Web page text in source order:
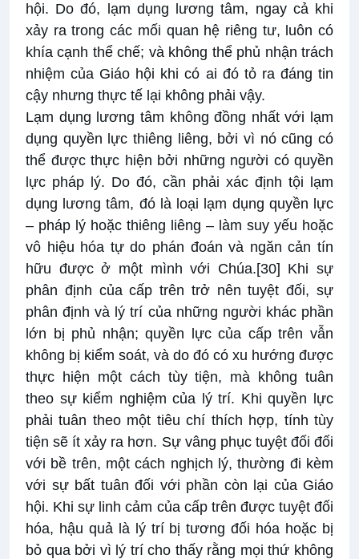
hội. Do đó, lạm dụng lương tâm, ngay cả khi
xảy ra trong các mối quan hệ riêng tư, luôn có
khía cạnh thể chế; và không thể phủ nhận trách
nhiệm của Giáo hội khi có ai đó tỏ ra đáng tin
cậy nhưng thực tế lại không phải vậy.
Lạm dụng lương tâm không đồng nhất với lạm
dụng quyền lực thiêng liêng, bởi vì nó cũng có
thể được thực hiện bởi những người có quyền
lực pháp lý. Do đó, cần phải xác định tội lạm
dụng lương tâm, đó là loại lạm dụng quyền lực
– pháp lý hoặc thiêng liêng – làm suy yếu hoặc
vô hiệu hóa tự do phán đoán và ngăn cản tín
hữu được ở một mình với Chúa.[30] Khi sự
phân định của cấp trên trở nên tuyệt đối, sự
phân định và lý trí của những người khác phần
lớn bị phủ nhận; quyền lực của cấp trên vẫn
không bị kiểm soát, và do đó có xu hướng được
thực hiện một cách tùy tiện, mà không tuân
theo sự kiểm nghiệm của lý trí. Khi quyền lực
phải tuân theo một tiêu chí thích hợp, tính tùy
tiện sẽ ít xảy ra hơn. Sự vâng phục tuyệt đối đối
với bề trên, một cách nghịch lý, thường đi kèm
với sự bất tuân đối với phần còn lại của Giáo
hội. Khi sự linh cảm của cấp trên được tuyệt đối
hóa, hậu quả là lý trí bị tương đối hóa hoặc bị
bỏ qua bởi vì lý trí cho thấy rằng mọi thứ không